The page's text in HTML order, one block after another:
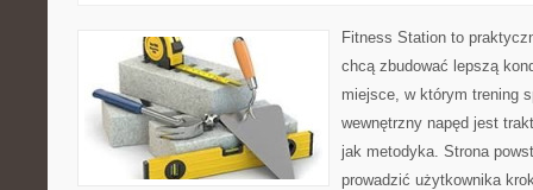
Fitness Station to
chcą zbudować lepszą
miejsce, w którym trening
wewnętrzny napęd jest
jak metodyka. Strona
prowadzić użytkownika